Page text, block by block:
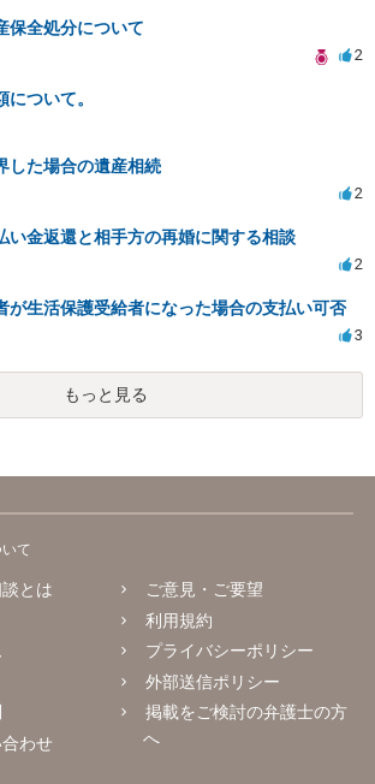
保全処分について
2
ついて。
した場合の遺産相続
2
い金返還と相手方の再婚に関する相談
2
が生活保護受給者になった場合の支払い可否
3
もっと見る
て
とは
わせ
ご意見・ご要望
利用規約
プライバシーポリシー
外部送信ポリシー
掲載をご検討の弁護士の方
へ